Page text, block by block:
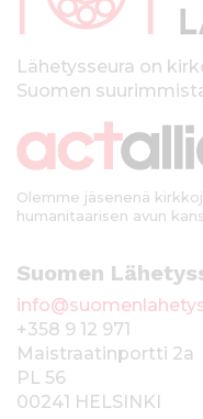
kLähetysseura on
Suomen
Olemme jäsenenä
humanitaarisen avun
Suomen
+358 9 12 971
Maistraatinportti 2a
PL 56
00241 HELSINKI